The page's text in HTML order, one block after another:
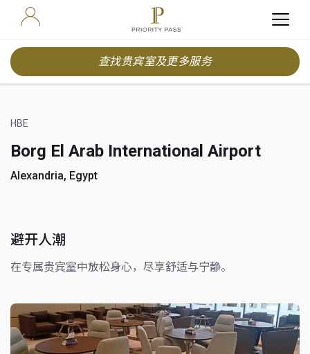
查找贵宾室及更多服务
HBE
Borg El Arab International Airport
Alexandria, Egypt
避开人潮
在专属贵宾室中放松身心，尽享舒适与宁静。